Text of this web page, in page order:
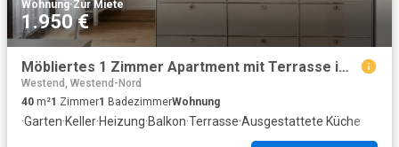
Wohnung·Zur Miete
1.950 €
Möbliertes 1 Zimmer Apartment mit Terrasse im Frankfurter Westend
Westend, Westend-Nord
40 m²1 Zimmer1 BadezimmerWohnung
·Garten·Keller·Heizung·Balkon·Terrasse·Ausgestattete Küche